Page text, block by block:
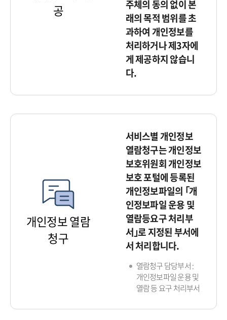
공
주체의 동의 없이 본
래의 목적 범위를 초
과하여 개인정보를
처리하거나 제3자에
게 제공하지 않습니
다.
개인정보 열람
청구
서비스별 개인정보
열람청구는 개인정보
보호위원회 개인정보
보호 포털에 등록된
개인정보파일의 ｢개
인정보파일 운용 및
열람등요구 처리부
서｣로 지정된 부서에
서 처리합니다.
열람청구 담당부서 :
개인정보파일 운용 및
열람 등 요구 처리부서